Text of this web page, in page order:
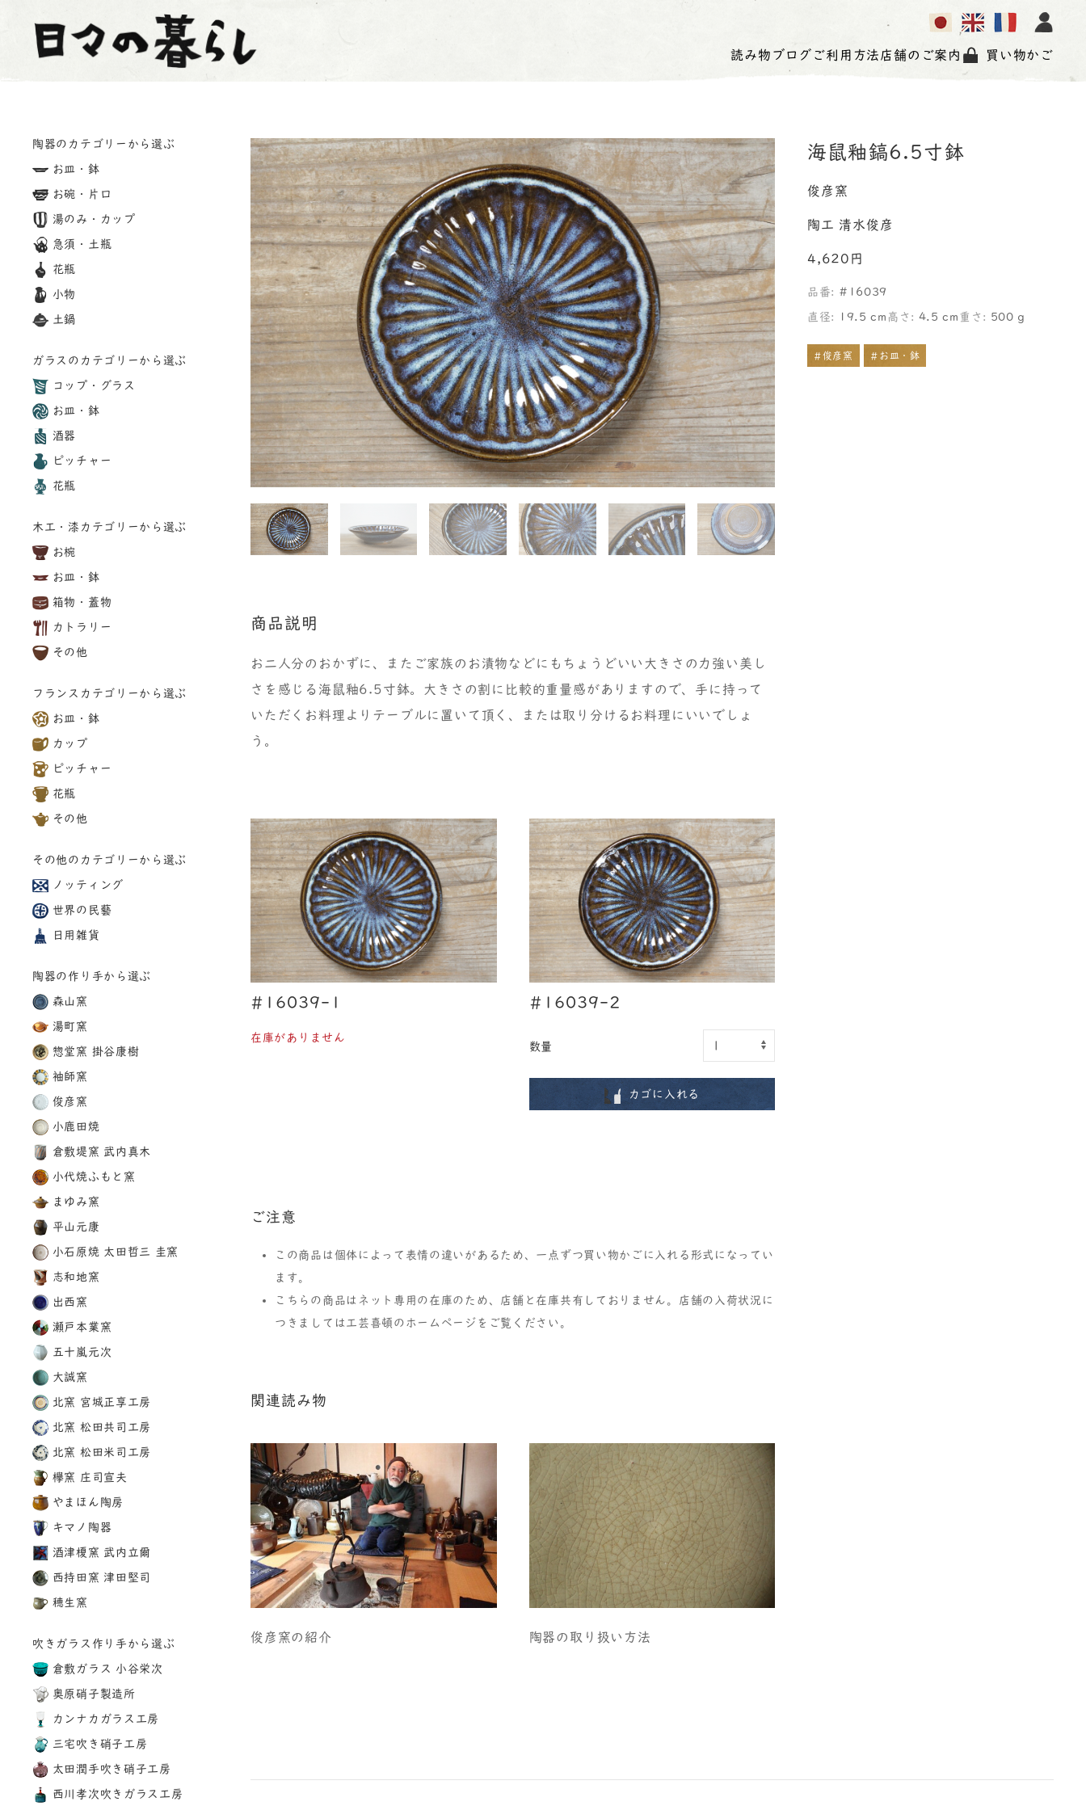
読み物 ブログ ご利用方法 店舗のご案内 買い物かご
陶器のカテゴリーから選ぶ
お皿・鉢
お碗・片口
湯のみ・カップ
急須・土瓶
花瓶
小物
土鍋
ガラスのカテゴリーから選ぶ
コップ・グラス
お皿・鉢
酒器
ピッチャー
花瓶
木工・漆カテゴリーから選ぶ
お椀
お皿・鉢
箱物・蓋物
カトラリー
その他
フランスカテゴリーから選ぶ
お皿・鉢
カップ
ピッチャー
花瓶
その他
その他のカテゴリーから選ぶ
ノッティング
世界の民藝
日用雑貨
陶器の作り手から選ぶ
森山窯
湯町窯
惣堂窯 掛谷康樹
袖師窯
俊彦窯
小鹿田焼
倉敷堤窯 武内真木
小代焼ふもと窯
まゆみ窯
平山元康
小石原焼 太田哲三 圭窯
志和地窯
出西窯
瀬戸本業窯
五十嵐元次
大誠窯
北窯 宮城正享工房
北窯 松田共司工房
北窯 松田米司工房
欅窯 庄司宣夫
やまほん陶房
キマノ陶器
酒津榎窯 武内立爾
西持田窯 津田堅司
穂生窯
吹きガラス作り手から選ぶ
倉敷ガラス 小谷栄次
奥原硝子製造所
カンナカガラス工房
三宅吹き硝子工房
太田潤手吹き硝子工房
西川孝次吹きガラス工房
商品説明
お二人分のおかずに、またご家族のお漬物などにもちょうどいい大きさの力強い美し
さを感じる海鼠釉6.5寸鉢。大きさの割に比較的重量感がありますので、手に持って
いただくお料理よりテーブルに置いて頂く、または取り分けるお料理にいいでしょ
う。
#16039-1
在庫がありません
#16039-2
数量
カゴに入れる
ご注意
この商品は個体によって表情の違いがあるため、一点ずつ買い物かごに入れる形式になってい
ます。
こちらの商品はネット専用の在庫のため、店舗と在庫共有しておりません。店舗の入荷状況に
つきましては工芸喜頓のホームページをご覧ください。
関連読み物
俊彦窯の紹介 陶器の取り扱い方法
海鼠釉鎬6.5寸鉢
俊彦窯
陶工 清水俊彦
4,620円
品番: #16039
直径: 19.5 cm 高さ: 4.5 cm 重さ: 500 g
#俊彦窯 #お皿・鉢